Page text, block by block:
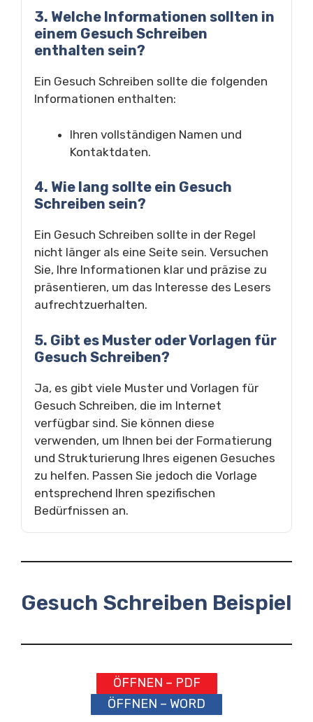
3. Welche Informationen sollten in
einem Gesuch Schreiben
enthalten sein?
Ein Gesuch Schreiben sollte die folgenden
Informationen enthalten:
Ihren vollständigen Namen und
Kontaktdaten.
4. Wie lang sollte ein Gesuch
Schreiben sein?
Ein Gesuch Schreiben sollte in der Regel
nicht länger als eine Seite sein. Versuchen
Sie, Ihre Informationen klar und präzise zu
präsentieren, um das Interesse des Lesers
aufrechtzuerhalten.
5. Gibt es Muster oder Vorlagen für
Gesuch Schreiben?
Ja, es gibt viele Muster und Vorlagen für
Gesuch Schreiben, die im Internet
verfügbar sind. Sie können diese
verwenden, um Ihnen bei der Formatierung
und Strukturierung Ihres eigenen Gesuches
zu helfen. Passen Sie jedoch die Vorlage
entsprechend Ihren spezifischen
Bedürfnissen an.
Gesuch Schreiben Beispiel
ÖFFNEN – PDF
ÖFFNEN – WORD